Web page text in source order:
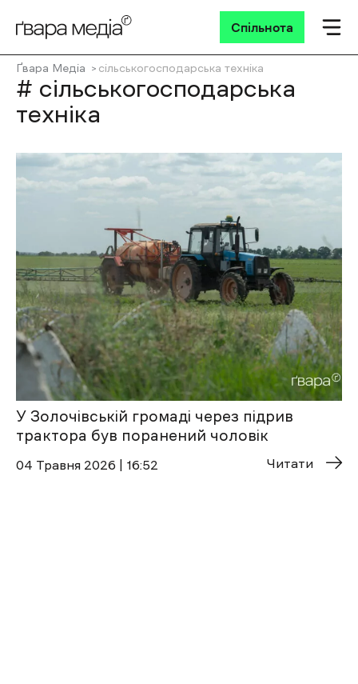
Спільнота
Ґвара Медіа сільськогосподарська техніка
# сільськогосподарська
техніка
У Золочівській громаді через підрив
трактора був поранений чоловік
04 Травня 2026 | 16:52 Читати